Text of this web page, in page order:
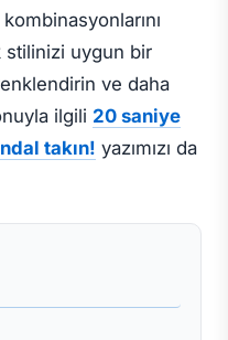
uygun bir
ve daha
ilgili 20 saniye
takın! yazımızı da